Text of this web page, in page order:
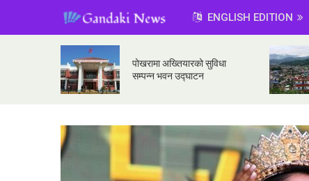
ENGLISH EDITION
पोखरामा अख्तियारको सुविधा
सम्पन्न भवन उद्घाटन